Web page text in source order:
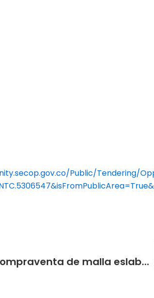
Public/Tendering/
OBJETO: Compraventa de malla eslabonada metálica y otros elementos para el cerramiento de las multicanchas de la Institución Educativa Municipal Escuela Normal Superior de Past